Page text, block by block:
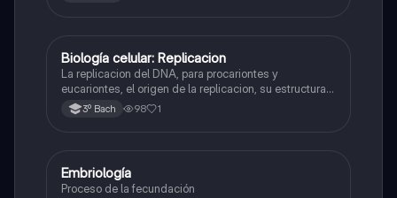
Biología
Biología celular: Replicacion
La replicacion del DNA, para procariontes y
eucariontes, el origen de la replicacion, su estructura y
las enzimas que participan en la síntesis, etc.
3º Bach 98 1
Biología
Embriología
Proceso de la fecundación